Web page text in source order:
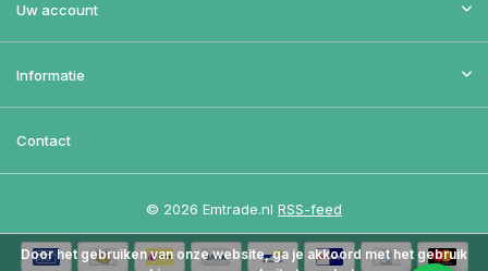
Uw account
Informatie
Contact
© 2026 Emtrade.nl RSS-feed
Door het gebruiken van onze website, ga je akkoord met het gebruik